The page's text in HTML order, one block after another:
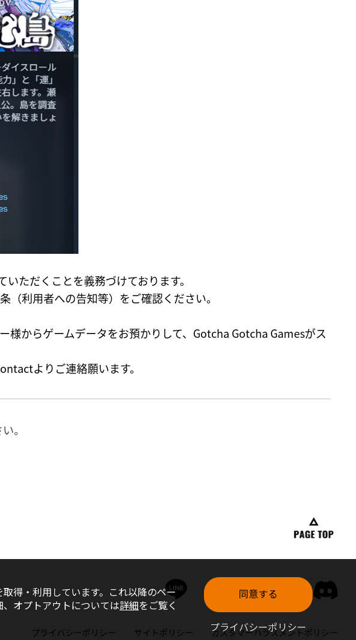
ただくことを義務づけております。
利用者への告知等）をご確認ください。
様からゲームデータをお預かりして、Gotcha Gotcha Gamesがス
よりご連絡願います。
。
得・利用しています。これ以降のペー
オプトアウトについては詳細をご覧く
同意する
プライバシーポリシー
プライバシーポリシー サイトポリシー カスタマーハラスメントポリシー